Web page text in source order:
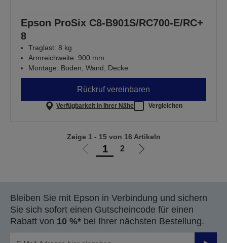
Epson ProSix C8-B901S/RC700-E/RC+
8
Traglast: 8 kg
Armreichweite: 900 mm
Montage: Boden, Wand, Decke
Rückruf vereinbaren
Verfügbarkeit in Ihrer Nähe Vergleichen
Zur
1 2
Zur
Zeige 1 - 15 von 16 Artikeln
Bleiben Sie mit Epson in Verbindung und sichern
Sie sich sofort einen Gutscheincode für einen
Rabatt von 10 %* bei Ihrer nächsten Bestellung.